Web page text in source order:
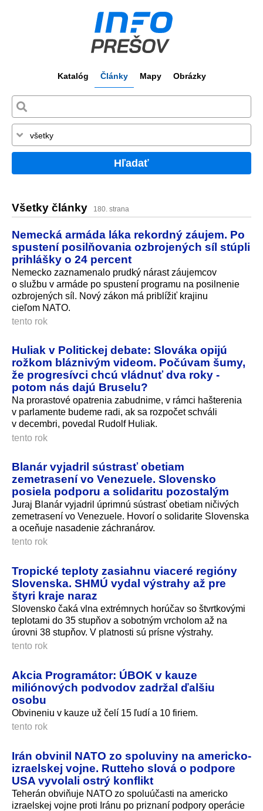
Katalóg Články Mapy Obrázky
Hľadať
Všetky články 180. strana
Nemecká armáda láka rekordný záujem. Po
spustení posilňovania ozbrojených síl stúpli
prihlášky o 24 percent
Nemecko zaznamenalo prudký nárast záujemcov
o službu v armáde po spustení programu na posilnenie
ozbrojených síl. Nový zákon má priblížiť krajinu
cieľom NATO.
tento rok
Huliak v Politickej debate: Slováka opijú
rožkom bláznivým videom. Počúvam šumy,
že progresívci chcú vládnuť dva roky -
potom nás dajú Bruselu?
Na prorastové opatrenia zabudnime, v rámci hašterenia
v parlamente budeme radi, ak sa rozpočet schváli
v decembri, povedal Rudolf Huliak.
tento rok
Blanár vyjadril sústrasť obetiam
zemetrasení vo Venezuele. Slovensko
posiela podporu a solidaritu pozostalým
Juraj Blanár vyjadril úprimnú sústrasť obetiam ničivých
zemetrasení vo Venezuele. Hovorí o solidarite Slovenska
a oceňuje nasadenie záchranárov.
tento rok
Tropické teploty zasiahnu viaceré regióny
Slovenska. SHMÚ vydal výstrahy až pre
štyri kraje naraz
Slovensko čaká vlna extrémnych horúčav so štvrtkovými
teplotami do 35 stupňov a sobotným vrcholom až na
úrovni 38 stupňov. V platnosti sú prísne výstrahy.
tento rok
Akcia Programátor: ÚBOK v kauze
miliónových podvodov zadržal ďalšiu
osobu
Obvineniu v kauze už čelí 15 ľudí a 10 firiem.
tento rok
Irán obvinil NATO zo spoluviny na americko-
izraelskej vojne. Rutteho slová o podpore
USA vyvolali ostrý konflikt
Teherán obviňuje NATO zo spoluúčasti na americko
izraelskej vojne proti Iránu po priznaní podpory operácie